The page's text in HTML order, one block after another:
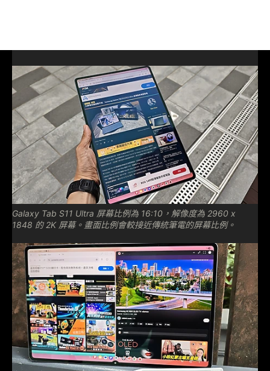
Galaxy Tab S11 Ultra 屏幕比例為 16:10，解像度為 2960 x
1848 的 2K 屏幕。畫面比例會較接近傳統筆電的屏幕比例。